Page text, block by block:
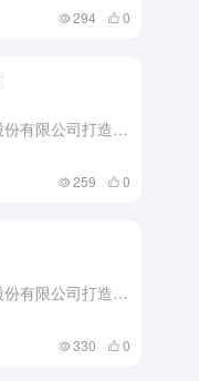
294 0
软件介绍 浩辰CAD电气2014是由苏州浩辰软件股份有限公司打造的一款专业电气设计软件，它同时支持浩辰CAD和AutoCAD平台，是浩辰公司与国内众多建筑设计院、工业设计院的专家联合研制开发的，主要应...
259 0
软件介绍 浩辰CAD电气2021是由苏州浩辰软件股份有限公司打造的一款专业电气设计软件，集二维绘图、三维建模、电气计算于一体，广泛应用于工业及民用建筑工程的电气设计领域。该软件采用三维曲面设计技术，可...
330 0